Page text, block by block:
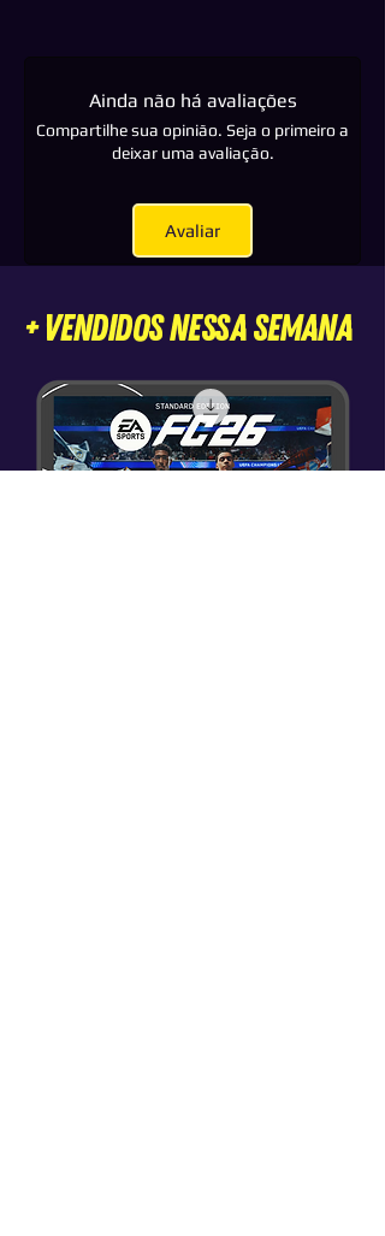
Ainda não há avaliações
Compartilhe sua opinião. Seja o primeiro a
deixar uma avaliação.
Avaliar
+ VENDIDOS nessa semana